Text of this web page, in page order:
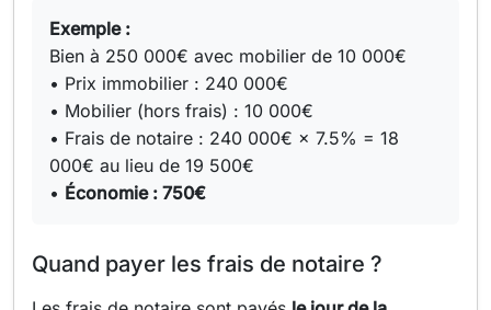
Exemple :
Bien à 250 000€ avec mobilier de 10 000€
• Prix immobilier : 240 000€
• Mobilier (hors frais) : 10 000€
• Frais de notaire : 240 000€ × 7.5% = 18
000€ au lieu de 19 500€
• Économie : 750€
Quand payer les frais de notaire ?